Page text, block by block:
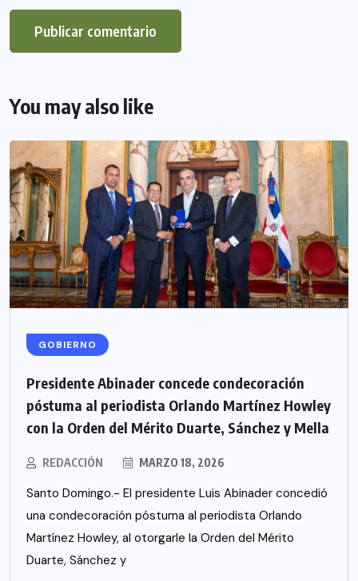
You may also like
GOBIERNO
Presidente Abinader concede condecoración
póstuma al periodista Orlando Martínez Howley
con la Orden del Mérito Duarte, Sánchez y Mella
REDACCIÓN MARZO 18, 2026
Santo Domingo.- El presidente Luis Abinader concedió
una condecoración póstuma al periodista Orlando
Martínez Howley, al otorgarle la Orden del Mérito
Duarte, Sánchez y